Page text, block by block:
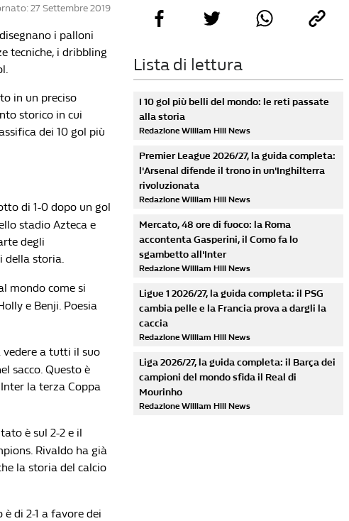
27 Settembre 2019
i palloni
tecniche, i dribbling
in un preciso
storico in cui
dei 10 gol più
di 1-0 dopo un gol
stadio Azteca e
degli
della storia.
mondo come si
e Benji. Poesia
vedere a tutti il suo
sacco. Questo è
la terza Coppa
è sul 2-2 e il
Rivaldo ha già
la storia del calcio
di 2-1 a favore dei
Lista di lettura
I 10 gol più belli del mondo: le reti passate
alla storia
Redazione William Hill News
Premier League 2026/27, la guida completa:
l'Arsenal difende il trono in un'Inghilterra
rivoluzionata
Redazione William Hill News
Mercato, 48 ore di fuoco: la Roma
accontenta Gasperini, il Como fa lo
sgambetto all'Inter
Redazione William Hill News
Ligue 1 2026/27, la guida completa: il PSG
cambia pelle e la Francia prova a dargli la
caccia
Redazione William Hill News
Liga 2026/27, la guida completa: il Barça dei
campioni del mondo sfida il Real di
Mourinho
Redazione William Hill News